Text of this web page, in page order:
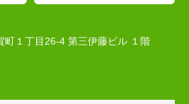
町１丁目26-4 第三伊藤ビル １階